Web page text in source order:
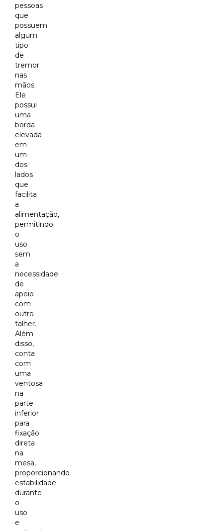
pessoas
que
possuem
algum
tipo
de
tremor
nas
mãos.
Ele
possui
uma
borda
elevada
em
um
dos
lados
que
facilita
a
alimentação,
permitindo
o
uso
sem
a
necessidade
de
apoio
com
outro
talher.
Além
disso,
conta
com
uma
ventosa
na
parte
inferior
para
fixação
direta
na
mesa,
proporcionando
estabilidade
durante
o
uso
e